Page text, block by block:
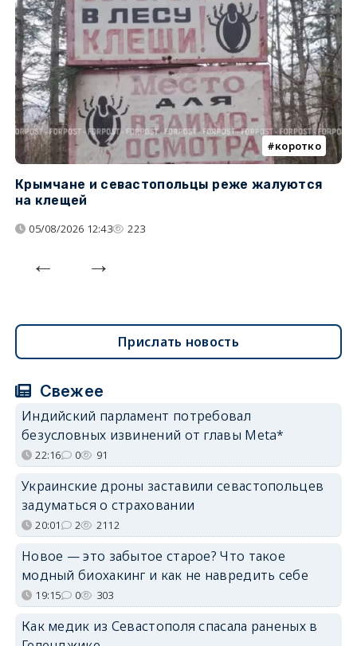
коротко
Крымчане и севастопольцы реже жалуются
на клещей
05/08/2026 12:43 223
Прислать новость
Свежее
Индийский парламент потребовал
безусловных извинений от главы Meta*
22:16 0 91
Украинские дроны заставили севастопольцев
задуматься о страховании
20:01 2 2112
Новое — это забытое старое? Что такое
модный биохакинг и как не навредить себе
19:15 0 303
Как медик из Севастополя спасала раненых в